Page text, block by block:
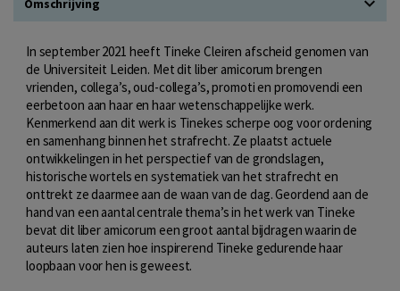
Omschrijving
In september 2021 heeft Tineke Cleiren afscheid genomen van
de Universiteit Leiden. Met dit liber amicorum brengen
vrienden, collega’s, oud-collega’s, promoti en promovendi een
eerbetoon aan haar en haar wetenschappelijke werk.
Kenmerkend aan dit werk is Tinekes scherpe oog voor ordening
en samenhang binnen het strafrecht. Ze plaatst actuele
ontwikkelingen in het perspectief van de grondslagen,
historische wortels en systematiek van het strafrecht en
onttrekt ze daarmee aan de waan van de dag. Geordend aan de
hand van een aantal centrale thema’s in het werk van Tineke
bevat dit liber amicorum een groot aantal bijdragen waarin de
auteurs laten zien hoe inspirerend Tineke gedurende haar
loopbaan voor hen is geweest.